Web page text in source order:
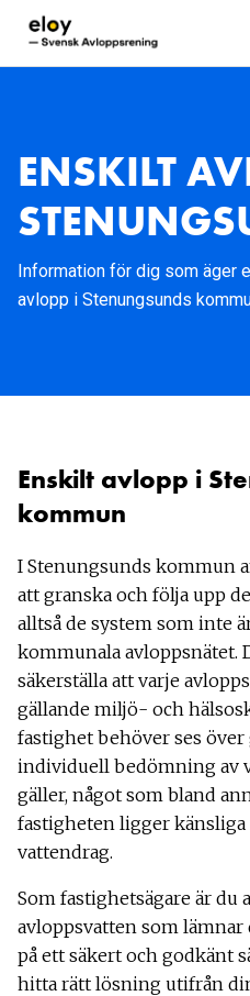
ENSKILT
Information för dig som äger
avlopp i Stenungsunds
Enskilt avlopp i
kommun
I Stenungsunds kommun
att granska och följa upp
alltså de system som inte
kommunala avloppsnätet.
säkerställa att varje
gällande miljö- och
fastighet behöver ses
individuell bedömning av
gäller, något som bland
fastigheten ligger
vattendrag.
Som fastighetsägare är du
avloppsvatten som
på ett säkert och godkänt
hitta rätt lösning utifrån